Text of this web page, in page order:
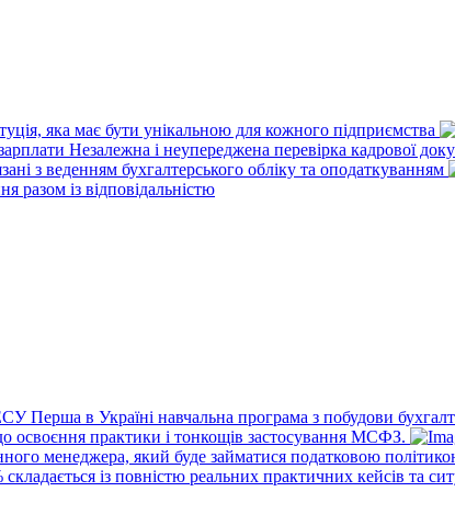
яка має бути унікальною для кожного підприємства
Незалежна і неупереджена перевірка кадрової
з веденням бухгалтерського обліку та оподаткуванням
разом із відповідальністю
Перша в Україні навчальна програма з побудови
освоєння практики і тонкощів застосування МСФЗ.
менеджера, який буде займатися податковою
із повністю реальних практичних кейсів та